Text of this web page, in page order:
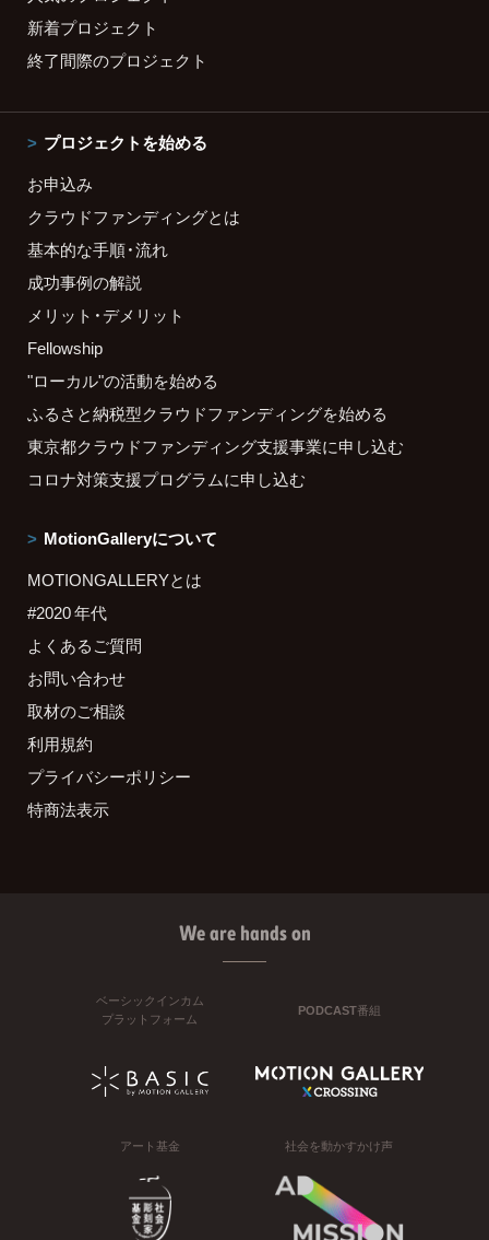
新着プロジェクト
終了間際のプロジェクト
プロジェクトを始める
お申込み
クラウドファンディングとは
基本的な手順・流れ
成功事例の解説
メリット・デメリット
Fellowship
"ローカル"の活動を始める
ふるさと納税型クラウドファンディングを始める
東京都クラウドファンディング支援事業に申し込む
コロナ対策支援プログラムに申し込む
MotionGalleryについて
MOTIONGALLERYとは
#2020 年代
よくあるご質問
お問い合わせ
取材のご相談
利用規約
プライバシーポリシー
特商法表示
We are hands on
ベーシックインカム
プラットフォーム
PODCAST番組
アート基金 社会を動かすかけ声